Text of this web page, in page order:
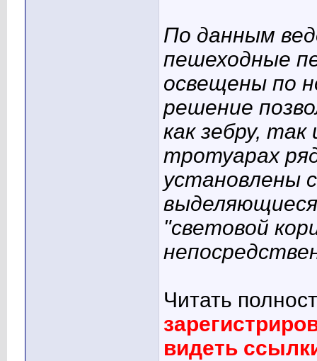
По данным
пешеходные
освещены по
решение
как зебру,
тротуарах
установлены
"световой
Читать
видеть